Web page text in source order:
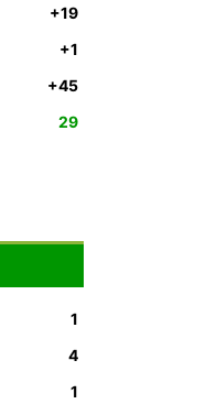
+19
+1
+45
29
1
4
1